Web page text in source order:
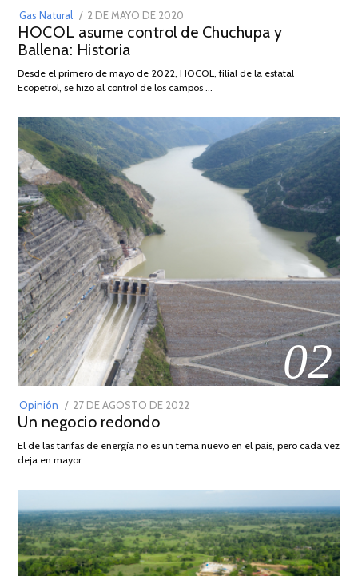
Gas Natural
POSTED
ON
2 DE MAYO DE 2020
DE
2026
HOCOL asume control de Chuchupa y
Ballena: Historia
Desde el primero de mayo de 2022, HOCOL, filial de la estatal
Ecopetrol, se hizo al control de los campos …
02
Opinión
POSTED
ON
27 DE AGOSTO DE 2022
DE
Un negocio redondo
El de las tarifas de energía no es un tema nuevo en el país, pero cada vez
deja en mayor …